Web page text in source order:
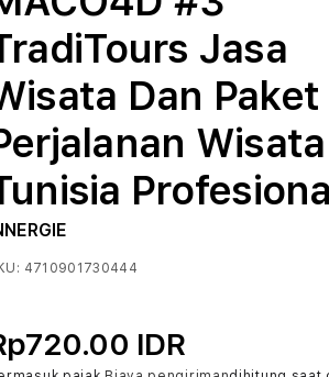
Jasa
Dan Paket
Wisata
4710901730444
IDR